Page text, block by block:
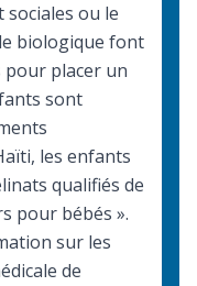
sociales ou le
biologique font
placer un
sont
les enfants
qualifiés de
pour bébés ».
sur les
de